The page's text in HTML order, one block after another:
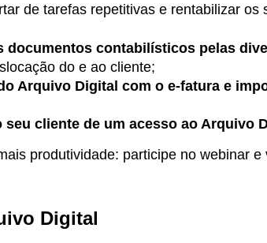
de tarefas repetitivas e rentabilizar os
documentos contabilísticos pelas
do e ao cliente;
Arquivo Digital com o e-fatura e
seu cliente de um acesso ao Arquivo
produtividade: participe no webinar
Digital